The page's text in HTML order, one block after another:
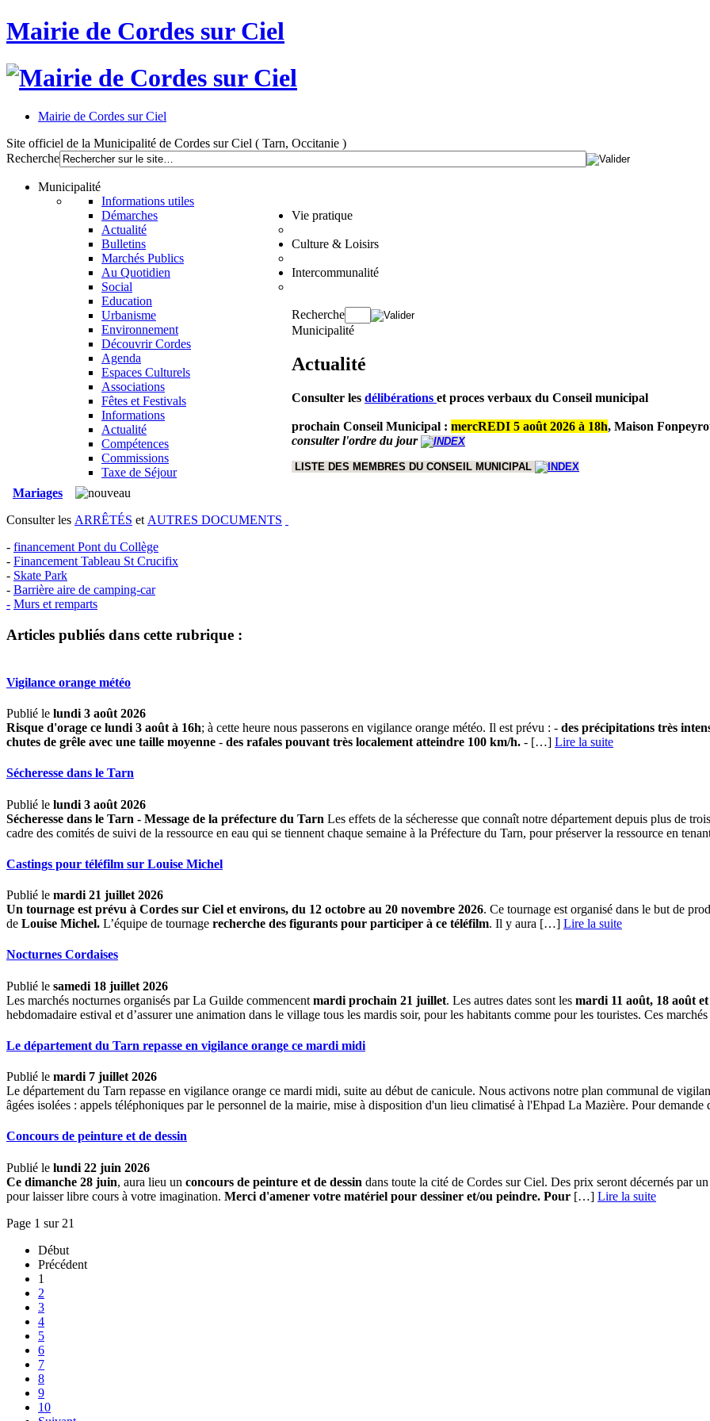
Mairie de Cordes sur Ciel
Mairie de Cordes sur Ciel
Site officiel de la Municipalité de Cordes sur Ciel ( Tarn, Occitanie )
Recherche
Municipalité
Informations utiles
Démarches
Actualité
Bulletins
Marchés Publics
Vie pratique
Au Quotidien
Social
Education
Urbanisme
Environnement
Culture & Loisirs
Découvrir Cordes
Agenda
Espaces Culturels
Associations
Fêtes et Festivals
Intercommunalité
Informations
Actualité
Compétences
Commissions
Taxe de Séjour
Recherche
Municipalité
Actualité
Consulter les délibérations et proces verbaux du Conseil municipal
prochain Conseil Municipal : mercREDI 5 août 2026 à 18h, Maison
consulter l'ordre du jour
LISTE DES MEMBRES DU CONSEIL MUNICIPAL
Mariages
Consulter les ARRÊTÉS et AUTRES DOCUMENTS
- financement Pont du Collège
- Financement Tableau St Crucifix
- Skate Park
- Barrière aire de camping-car
- Murs et remparts
Articles publiés dans cette rubrique :
Vigilance orange météo
Publié le lundi 3 août 2026
Risque d'orage ce lundi 3 août à 16h; à cette heure nous passerons en vigilance orange météo. Il est prévu : - des précipitations très
chutes de grêle avec une taille moyenne - des rafales pouvant très localement atteindre 100 km/h. - […] ­ Lire la suite
Sécheresse dans le Tarn
Publié le lundi 3 août 2026
Sécheresse dans le Tarn - Message de la préfecture du Tarn Les effets de la sécheresse que connaît notre département depuis plus de
cadre des comités de suivi de la ressource en eau qui se tiennent chaque semaine à la Préfecture du Tarn, pour préserver la ressource en
Castings pour téléfilm sur Louise Michel
Publié le mardi 21 juillet 2026
Un tournage est prévu à Cordes sur Ciel et environs, du 12 octobre au 20 novembre 2026. Ce tournage est organisé dans le but de
de Louise Michel. L’équipe de tournage recherche des figurants pour participer à ce téléfilm. Il y aura […] ­ Lire la suite
Nocturnes Cordaises
Publié le samedi 18 juillet 2026
Les marchés nocturnes organisés par La Guilde commencent mardi prochain 21 juillet. Les autres dates sont les mardi 11 août, 18 août
hebdomadaire estival et d’assurer une animation dans le village tous les mardis soir, pour les habitants comme pour les touristes. Ces
Le département du Tarn repasse en vigilance orange ce mardi midi
Publié le mardi 7 juillet 2026
Le département du Tarn repasse en vigilance orange ce mardi midi, suite au début de canicule. Nous activons notre plan communal de
âgées isolées : appels téléphoniques par le personnel de la mairie, mise à disposition d'un lieu climatisé à l'Ehpad La Mazière. Pour
Concours de peinture et de dessin
Publié le lundi 22 juin 2026
Ce dimanche 28 juin, aura lieu un concours de peinture et de dessin dans toute la cité de Cordes sur Ciel. Des prix seront décernés par
pour laisser libre cours à votre imagination. Merci d'amener votre matériel pour dessiner et/ou peindre. Pour […] ­ Lire la suite
Page 1 sur 21
Début
Précédent
1
2
3
4
5
6
7
8
9
10